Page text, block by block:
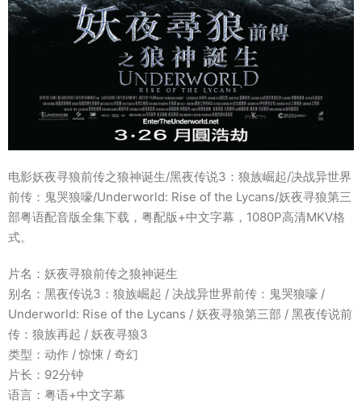
电影妖夜寻狼前传之狼神诞生/黑夜传说3：狼族崛起/决战异世界
前传：鬼哭狼嚎/Underworld: Rise of the Lycans/妖夜寻狼第三
部粤语配音版全集下载，粤配版+中文字幕，1080P高清MKV格
式。
片名：妖夜寻狼前传之狼神诞生
别名：黑夜传说3：狼族崛起 / 决战异世界前传：鬼哭狼嚎 /
Underworld: Rise of the Lycans / 妖夜寻狼第三部 / 黑夜传说前
传：狼族再起 / 妖夜寻狼3
类型：动作 / 惊悚 / 奇幻
片长：92分钟
语言：粤语+中文字幕